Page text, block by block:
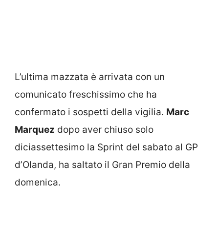
L’ultima mazzata è arrivata con un
comunicato freschissimo che ha
confermato i sospetti della vigilia. Marc
Marquez dopo aver chiuso solo
diciassettesimo la Sprint del sabato al GP
d’Olanda, ha saltato il Gran Premio della
domenica.